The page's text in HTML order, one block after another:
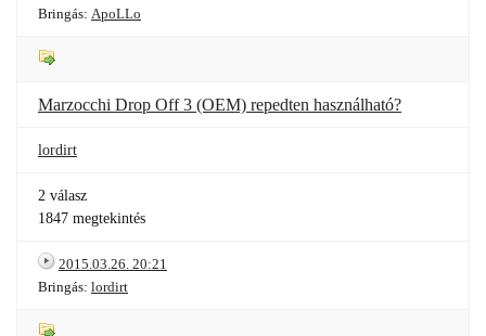
Bringás: ApoLLo
Marzocchi Drop Off 3 (OEM) repedten használható?
lordirt
2 válasz
1847 megtekintés
2015.03.26. 20:21
Bringás: lordirt